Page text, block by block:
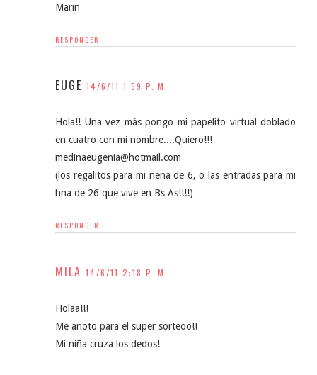
Marin
RESPONDER
EUGE 14/6/11 1:59 P. M.
Hola!! Una vez más pongo mi papelito virtual doblado
en cuatro con mi nombre....Quiero!!!
medinaeugenia@hotmail.com
(los regalitos para mi nena de 6, o las entradas para mi
hna de 26 que vive en Bs As!!!!)
RESPONDER
MILA 14/6/11 2:18 P. M.
Holaa!!!
Me anoto para el super sorteoo!!
Mi niña cruza los dedos!